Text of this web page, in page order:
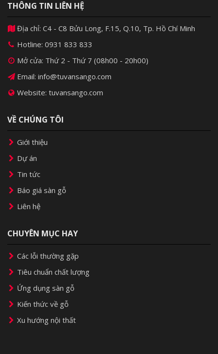
THÔNG TIN LIÊN HỆ
Địa chỉ: C4 - C8 Bửu Long, F.15, Q.10, Tp. Hồ Chí Minh
Hotline: 0931 833 833
Mở cửa: Thứ 2 - Thứ 7 (08h00 - 20h00)
Email: info@tuvansango.com
Website: tuvansango.com
VỀ CHÚNG TÔI
Giới thiệu
Dự án
Tin tức
Báo giá sàn gỗ
Liên hệ
CHUYÊN MỤC HAY
Các lỗi thường gặp
Tiêu chuẩn chất lượng
Ứng dụng sàn gỗ
Kiến thức về gỗ
Xu hướng nội thất